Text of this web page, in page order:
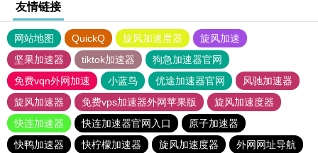
友情链接
网站地图 QuickQ 旋风加速度器
旋风加速
坚果加速器
tiktok加速器
狗急加速器官网
免费vqn外网加速
小蓝鸟 优途加速器官网
风驰加速器
旋风加速器
免费vps加速器外网苹果版
旋风加速度器
快连加速器
快连加速器官网入口
原子加速器
快鸭加速器
快柠檬加速器 旋风加速度器
外网网址导航